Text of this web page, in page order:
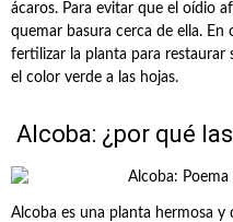
ácaros. Para evitar que el oídio
quemar basura cerca de ella. En
fertilizar la planta para
el color verde a las hojas.
Alcoba: ¿por qué
Alcoba es una planta hermosa